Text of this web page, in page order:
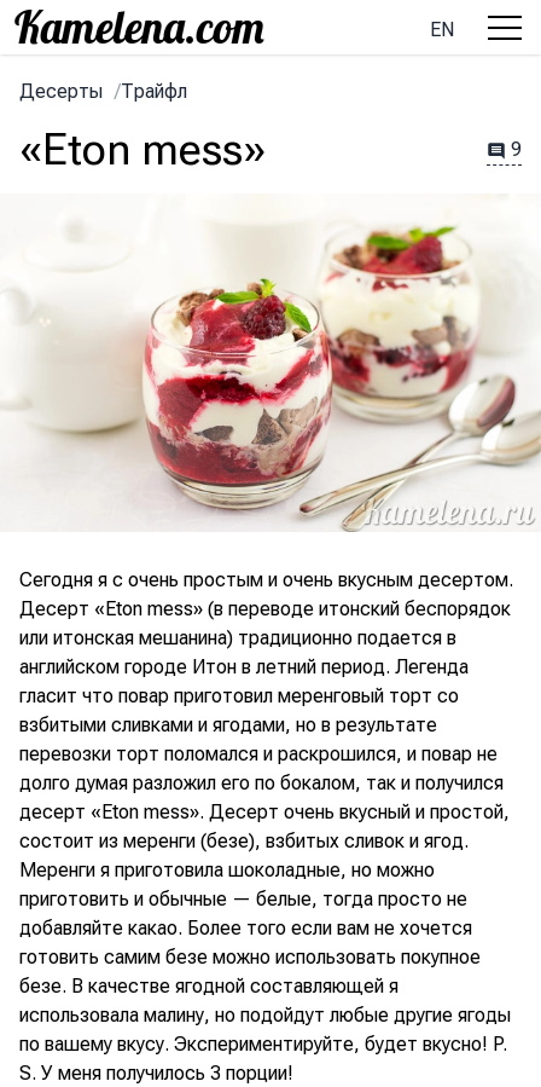
EN
Десерты /Трайфл
«Eton mess» 9
Сегодня я с очень простым и очень вкусным десертом.
Десерт «Eton mess» (в переводе итонский беспорядок
или итонская мешанина) традиционно подается в
английском городе Итон в летний период. Легенда
гласит что повар приготовил меренговый торт со
взбитыми сливками и ягодами, но в результате
перевозки торт поломался и раскрошился, и повар не
долго думая разложил его по бокалом, так и получился
десерт «Eton mess». Десерт очень вкусный и простой,
состоит из меренги (безе), взбитых сливок и ягод.
Меренги я приготовила шоколадные, но можно
приготовить и обычные — белые, тогда просто не
добавляйте какао. Более того если вам не хочется
готовить самим безе можно использовать покупное
безе. В качестве ягодной составляющей я
использовала малину, но подойдут любые другие ягоды
по вашему вкусу. Экспериментируйте, будет вкусно! P.
S. У меня получилось 3 порции!